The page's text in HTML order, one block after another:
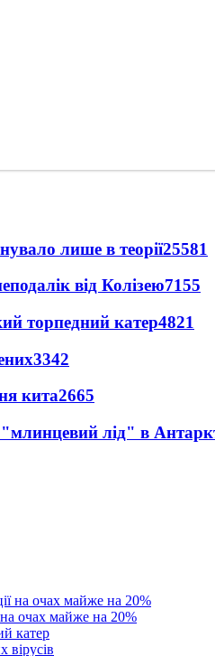
лише в теорії25581
від Колізею7155
торпедний катер4821
3342
кита2665
"млинцевий лід" в
очах майже на 20%
катер